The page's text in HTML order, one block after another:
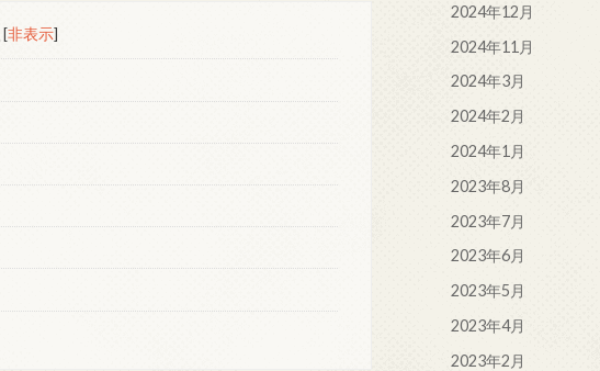
[非表示]
2024年12月
2024年11月
2024年3月
2024年2月
2024年1月
2023年8月
2023年7月
2023年6月
2023年5月
2023年4月
2023年2月